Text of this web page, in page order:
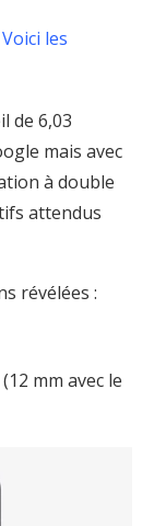
les
de 6,03
mais avec
à double
attendus
révélées :
mm avec le